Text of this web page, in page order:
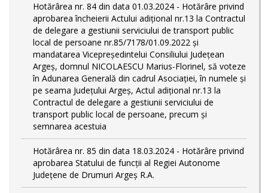
Hotărârea nr. 84 din data 01.03.2024 - Hotărâre privind
aprobarea încheierii Actului adițional nr.13 la Contractul
de delegare a gestiunii serviciului de transport public
local de persoane nr.85/7178/01.09.2022 și
mandatarea Vicepreședintelui Consiliului Județean
Argeș, domnul NICOLAESCU Marius-Florinel, să voteze
în Adunarea Generală din cadrul Asociației, în numele și
pe seama Județului Argeș, Actul adițional nr.13 la
Contractul de delegare a gestiunii serviciului de
transport public local de persoane, precum și
semnarea acestuia
Hotărârea nr. 85 din data 18.03.2024 - Hotărâre privind
aprobarea Statului de funcţii al Regiei Autonome
Județene de Drumuri Argeș R.A.